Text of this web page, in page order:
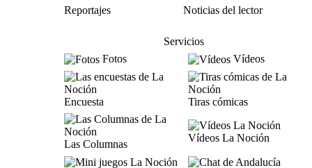
Reportajes
Noticias del lector
Servicios
Fotos
Vídeos
Encuesta Tiras cómicas
Las Columnas
Vídeos La Noción